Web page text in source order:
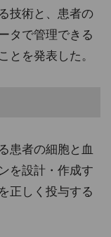
技術と、患者の
タで管理できる
とを発表した。
患者の細胞と血
を設計・作成す
正しく投与する